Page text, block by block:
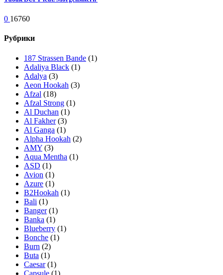
0 16760
Рубрики
187 Strassen Bande (1)
Adaliya Black (1)
Adalya (3)
Aeon Hookah (3)
Afzal (18)
Afzal Strong (1)
Al Duchan (1)
Al Fakher(3)
Al Ganga (1)
Alpha Hookah (2)
AMY (3)
Aqua Mentha (1)
ASD (1)
Avion (1)
Azure (1)
B2Hookah (1)
Bali (1)
Banger(1)
Banka (1)
Blueberry (1)
Bonche (1)
Burn (2)
Buta (1)
Caesar(1)
Capsule (1)